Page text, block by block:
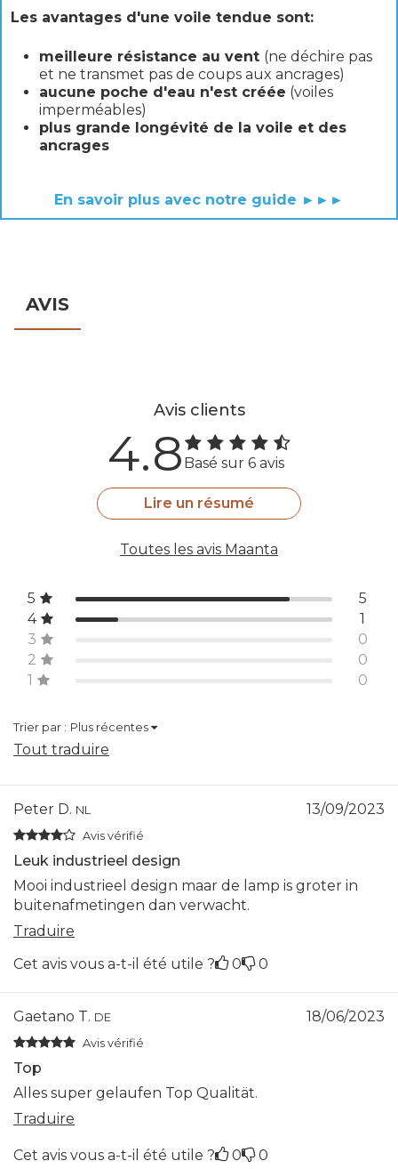
Les avantages d'une voile tendue sont:
meilleure résistance au vent (ne déchire pas
et ne transmet pas de coups aux ancrages)
aucune poche d'eau n'est créée (voiles
imperméables)
plus grande longévité de la voile et des
ancrages
En savoir plus avec notre guide ►►►
AVIS
Avis clients
4.8 Basé sur 6 avis
Lire un résumé
Toutes les avis Maanta
5
5
4
1
3
0
2
0
1
0
Trier par : Plus récentes
Tout traduire
Peter D. NL 13/09/2023
Avis vérifié
Leuk industrieel design
Mooi industrieel design maar de lamp is groter in
buitenafmetingen dan verwacht.
Traduire
Cet avis vous a-t-il été utile ?
0 0
Gaetano T. DE 18/06/2023
Avis vérifié
Top
Alles super gelaufen Top Qualität.
Traduire
Cet avis vous a-t-il été utile ? 0 0